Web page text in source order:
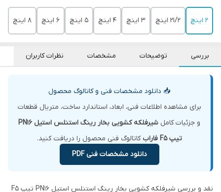
2 اینچ 21/2 اینچ 3 اینچ 4 اینچ 5 اینچ 6 اینچ 8 اینچ
بررسی توضیحات مشخصات نظرات کاربران
📥 دانلود مشخصات فنی و کاتالوگ محصول
برای مشاهده اطلاعات فنی، ابعاد، استاندارد ساخت، متریال قطعات
و جزئیات کامل
شیرفلکه کشویی بخار رینگ استنلس استیل PN16
تیپ F5 فاراب
کاتالوگ فنی محصول را دریافت کنید.
دانلود مشخصات فنی PDF
نقد و بررسی شیرفلکه کشویی بخار رینگ استنلس استیل PN16 تیپ F5